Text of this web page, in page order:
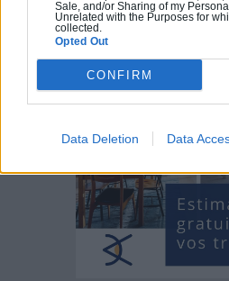
Sale, and/or Sharing of my
Unrelated with the Purposes for
collected.
Opted Out
CONFIRM
Data Deletion Data